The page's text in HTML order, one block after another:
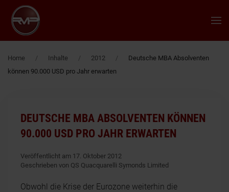
Zum Hauptinhalt springen
Home Inhalte 2012
Deutsche MBA Absolventen
können 90.000 USD pro Jahr erwarten
DEUTSCHE MBA ABSOLVENTEN KÖNNEN
90.000 USD PRO JAHR ERWARTEN
Veröffentlicht am 17. Oktober 2012
Geschrieben von QS Quacquarelli Symonds Limited
Obwohl die Krise der Eurozone weiterhin die